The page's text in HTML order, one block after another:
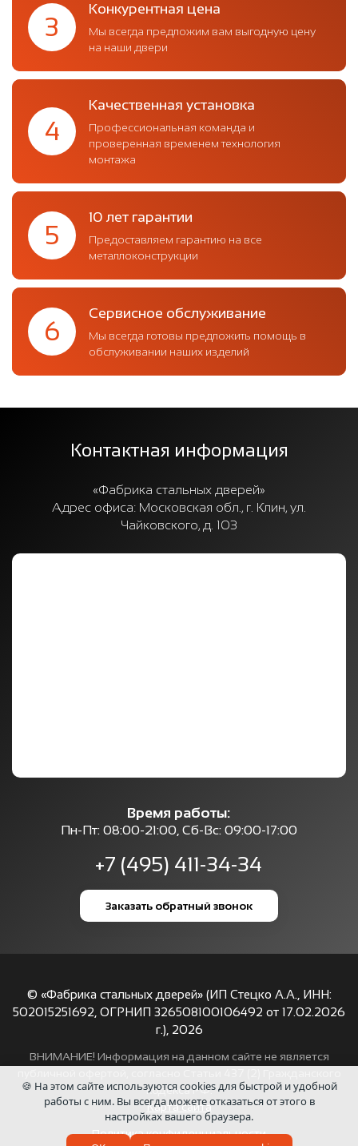
3
Конкурентная цена
Мы всегда предложим вам выгодную цену
на наши двери
4
Качественная установка
Профессиональная команда и
проверенная временем технология
монтажа
5
10 лет гарантии
Предоставляем гарантию на все
металлоконструкции
6
Сервисное обслуживание
Мы всегда готовы предложить помощь в
обслуживании наших изделий
Контактная информация
«Фабрика стальных дверей»
Адрес офиса: Московская обл., г. Клин, ул.
Чайковского, д. 103
Время работы:
Пн-Пт: 08:00-21:00, Сб-Вс: 09:00-17:00
+7 (495) 411-34-34
Заказать обратный звонок
© «Фабрика стальных дверей» (ИП Стецко А.А., ИНН:
502015251692, ОГРНИП 326508100106492 от 17.02.2026
г.), 2026
ВНИМАНИЕ! Информация на данном сайте не является
кодекса РФ.
Карта сайта
Политика конфиденциальности
🍪 На этом сайте используются cookies для быстрой и удобной
работы с ним. Вы всегда можете отказаться от этого в
настройках вашего браузера.